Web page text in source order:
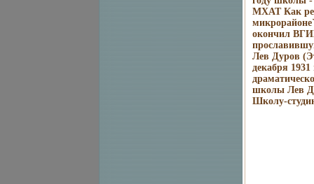
МХАТ Как
окончил
Лев Дуров
декабря
школы Лев
Школу-